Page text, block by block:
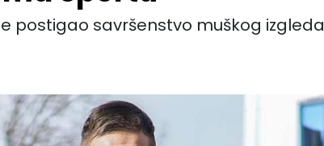
postigao savršenstvo muškog izgleda